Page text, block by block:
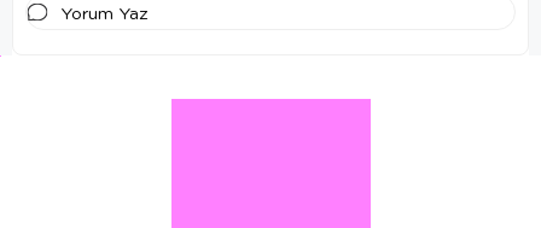
Yorum Yaz